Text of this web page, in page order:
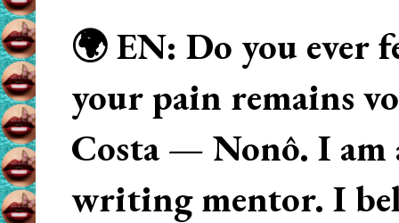
🌍 EN: Do you ever
your pain remains
Costa — Nonô. I am
writing mentor. I